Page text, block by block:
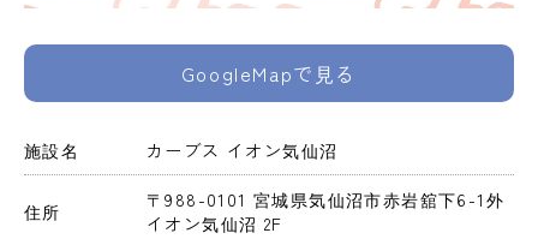
GoogleMapで見る
施設名 カーブス イオン気仙沼
住所
〒988-0101 宮城県気仙沼市赤岩舘下6-1外
イオン気仙沼 2F